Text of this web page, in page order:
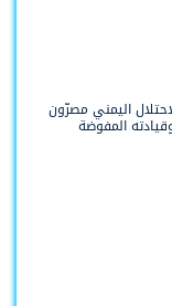
اليمني مصرّون
المفوضة